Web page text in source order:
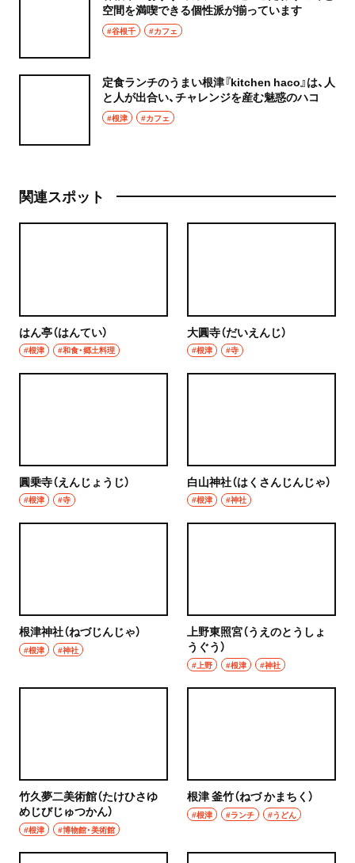
空間を満喫できる個性派が揃っています
#谷根千 #カフェ
定食ランチのうまい根津『kitchen haco』は、人
と人が出合い、チャレンジを産む魅惑のハコ
#根津 #カフェ
関連スポット
はん亭（はんてい）
#根津 #和食・郷土料理
大圓寺（だいえんじ）
#根津 #寺
圓乗寺（えんじょうじ）
#根津 #寺
白山神社（はくさんじんじゃ）
#根津 #神社
根津神社（ねづじんじゃ）
#根津 #神社
上野東照宮（うえのとうしょ
うぐう）
#上野 #根津 #神社
竹久夢二美術館（たけひさゆ
めじびじゅつかん）
#根津 #博物館・美術館
根津 釜竹（ねづ かまちく）
#根津 #ランチ #うどん